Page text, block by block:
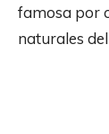
famosa por
naturales